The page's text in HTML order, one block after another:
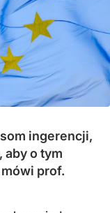
ingerencji,
aby o tym
prof.